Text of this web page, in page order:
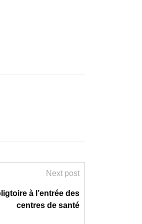
Next post
à l’entrée des
centres de santé